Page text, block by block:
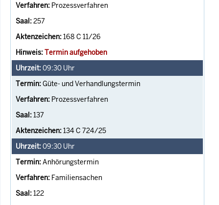
Prozessverfahren
257
168 C 11/26
Termin aufgehoben
09:30 Uhr
Güte- und Verhandlungstermin
Prozessverfahren
137
134 C 724/25
09:30 Uhr
Anhörungstermin
Familiensachen
122